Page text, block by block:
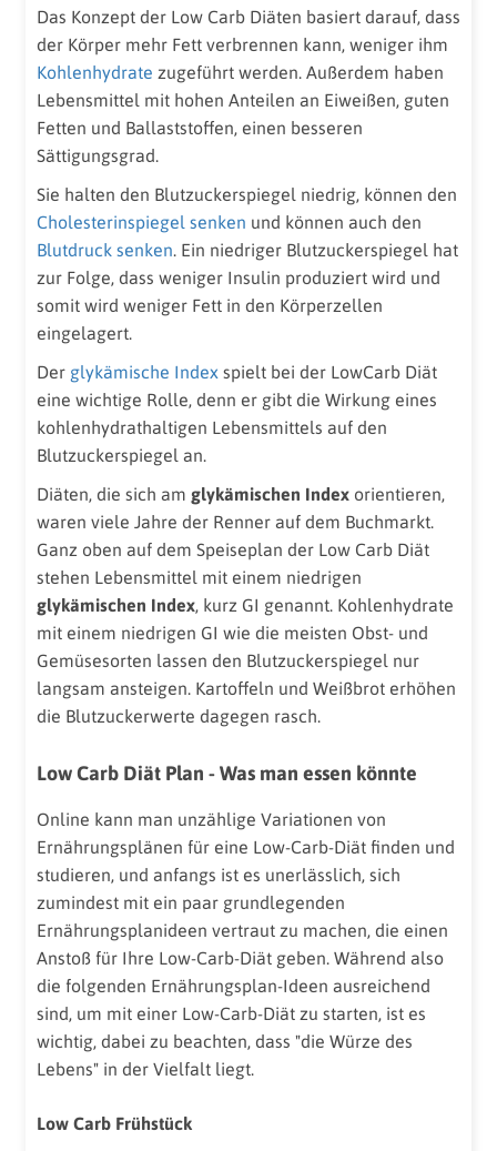
Das Konzept der Low Carb Diäten basiert darauf, dass
der Körper mehr Fett verbrennen kann, weniger ihm
Kohlenhydrate zugeführt werden. Außerdem haben
Lebensmittel mit hohen Anteilen an Eiweißen, guten
Fetten und Ballaststoffen, einen besseren
Sättigungsgrad.
Sie halten den Blutzuckerspiegel niedrig, können den
Cholesterinspiegel senken und können auch den
Blutdruck senken. Ein niedriger Blutzuckerspiegel hat
zur Folge, dass weniger Insulin produziert wird und
somit wird weniger Fett in den Körperzellen
eingelagert.
Der glykämische Index spielt bei der LowCarb Diät
eine wichtige Rolle, denn er gibt die Wirkung eines
kohlenhydrathaltigen Lebensmittels auf den
Blutzuckerspiegel an.
Diäten, die sich am glykämischen Index orientieren,
waren viele Jahre der Renner auf dem Buchmarkt.
Ganz oben auf dem Speiseplan der Low Carb Diät
stehen Lebensmittel mit einem niedrigen
glykämischen Index, kurz GI genannt. Kohlenhydrate
mit einem niedrigen GI wie die meisten Obst- und
Gemüsesorten lassen den Blutzuckerspiegel nur
langsam ansteigen. Kartoffeln und Weißbrot erhöhen
die Blutzuckerwerte dagegen rasch.
Low Carb Diät Plan - Was man essen könnte
Online kann man unzählige Variationen von
Ernährungsplänen für eine Low-Carb-Diät finden und
studieren, und anfangs ist es unerlässlich, sich
zumindest mit ein paar grundlegenden
Ernährungsplanideen vertraut zu machen, die einen
Anstoß für Ihre Low-Carb-Diät geben. Während also
die folgenden Ernährungsplan-Ideen ausreichend
sind, um mit einer Low-Carb-Diät zu starten, ist es
wichtig, dabei zu beachten, dass "die Würze des
Lebens" in der Vielfalt liegt.
Low Carb Frühstück